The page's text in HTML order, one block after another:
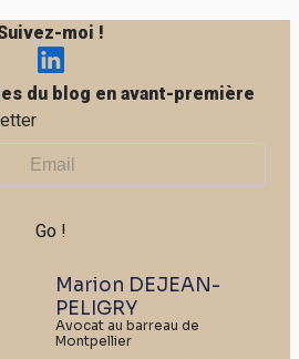
moi !
du blog en avant-première
Marion DEJEAN-
PELIGRY
Avocat au barreau de
Montpellier